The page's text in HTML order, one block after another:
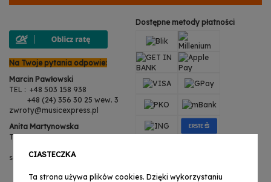
Na Twoje pytania odpowie:
Marcin Pawłowski
TEL : +48 503 158 938
+48 (24) 356 30 25 wew. 3
zwroty@musicexpress.pl
Anita Martynowska
TEL : +48 503 158 938
serwis@musicexpress.pl
Dostępne metody płatności
CIASTECZKA
Ta strona używa plików cookies. Dzięki wykorzystaniu